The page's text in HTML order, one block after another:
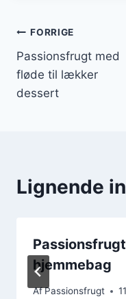
FORRIGE
Passionsfrugt med
fløde til lækker
dessert
Lignende
hjemmebag
AfPassionsfrugt